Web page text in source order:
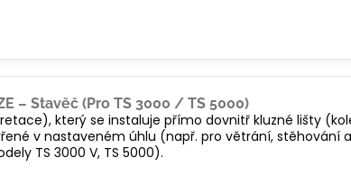
– Stavěč (Pro TS 3000 / TS 5000)
který se instaluje přímo dovnitř kluzné lišty
v nastaveném úhlu (např. pro větrání, stěhování
TS 3000 V, TS 5000).